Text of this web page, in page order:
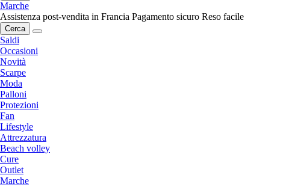
Marche
Assistenza post-vendita in Francia Pagamento sicuro Reso facile
Cerca
Saldi
Occasioni
Novità
Scarpe
Moda
Palloni
Protezioni
Fan
Lifestyle
Attrezzatura
Beach volley
Cure
Outlet
Marche